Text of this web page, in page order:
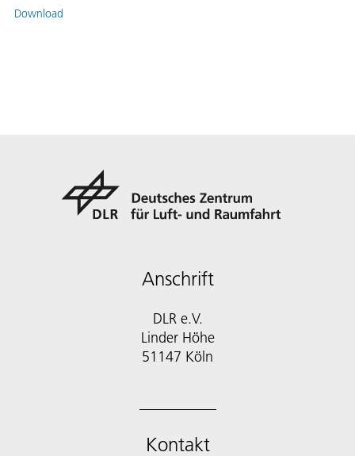
Download
Anschrift
DLR e.V.
Linder Höhe
51147 Köln
Kontakt